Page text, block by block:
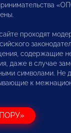
проходят
содержащие
даже в случае
символами. Не
к